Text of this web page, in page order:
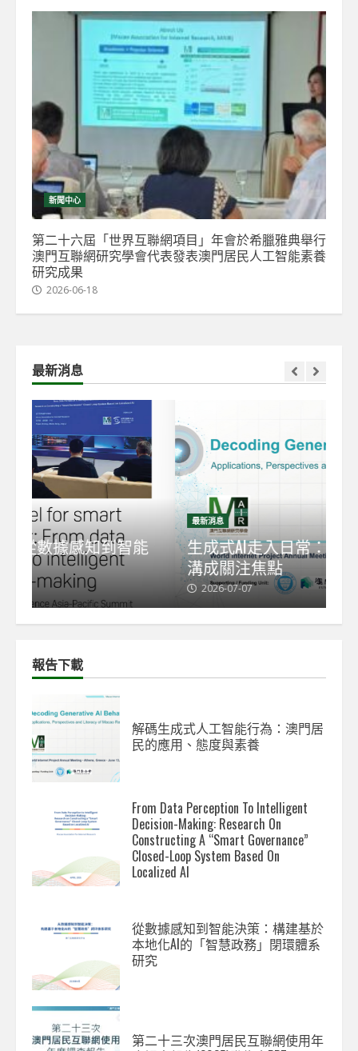
新聞中心
第二十六屆「世界互聯網項目」年會於希臘雅典舉行
澳門互聯網研究學會代表發表澳門居民人工智能素養
研究成果
2026-06-18
最新消息
最新消息
生成式AI走入日常：AI素養與新數碼鴻
溝成關注焦點
2026-07-07
報告下載
解碼生成式人工智能行為：澳門居
民的應用、態度與素養
From Data Perception To Intelligent
Decision-Making: Research On
Constructing A “Smart Governance”
Closed-Loop System Based On
Localized AI
從數據感知到智能決策：構建基於
本地化AI的「智慧政務」閉環體系
研究
第二十三次澳門居民互聯網使用年